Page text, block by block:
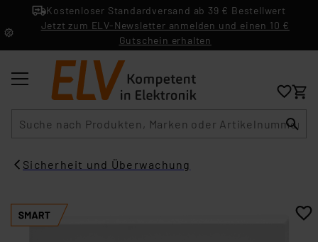
Kostenloser Standardversand ab 39 € Bestellwert
Jetzt zum ELV-Newsletter anmelden und einen 10 €
Gutschein erhalten
Sicherheit und Überwachung